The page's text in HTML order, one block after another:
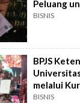
Peluang
BISNIS
BPJS
melalui
Masyarakat
BISNIS